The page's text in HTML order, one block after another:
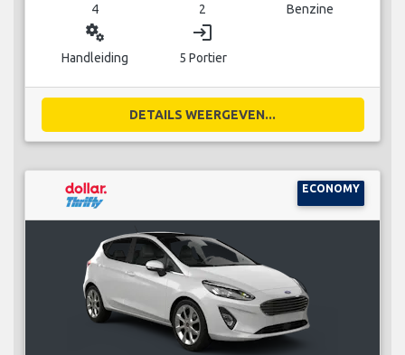
4 2 Benzine
miscellaneous_services
Handleiding
login
5 Portier
DETAILS WEERGEVEN...
ECONOMY